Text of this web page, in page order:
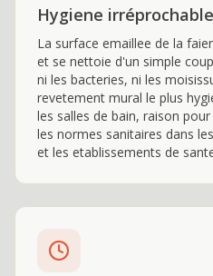
Hygiene irréprochable
La surface emaillee de la
et se nettoie d'un simple
ni les bacteries, ni les
revetement mural le plus
les salles de bain, raison
les normes sanitaires dans
et les etablissements de